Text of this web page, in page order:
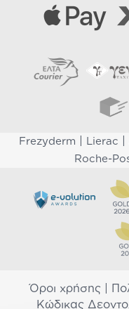
Frezyderm Lierac
Roche-
Όροι χρήσης
Κώδικας